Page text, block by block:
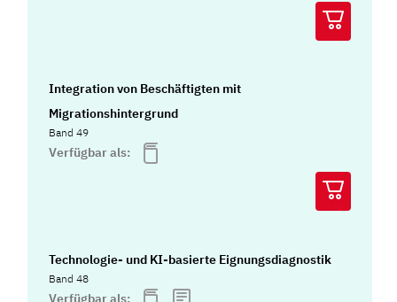
Integration von Beschäftigten mit
Migrationshintergrund
Band 49
Verfügbar als:
Technologie- und KI-basierte Eignungsdiagnostik
Band 48
Verfügbar als: